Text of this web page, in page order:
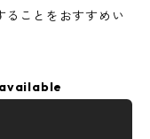
ことをおすすめい